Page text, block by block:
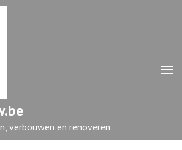
verbouwen en renoveren